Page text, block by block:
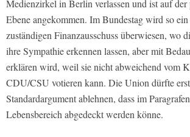
Medienzirkel in Berlin verlassen und ist auf der
Ebene angekommen. Im Bundestag wird so
zuständigen Finanzausschuss überwiesen, wo
ihre Sympathie erkennen lassen, aber mit
erklären wird, weil sie nicht abweichend vom
CDU/CSU votieren kann. Die Union dürfte
Standardargument ablehnen, dass im
Lebensbereich abgedeckt werden könne.